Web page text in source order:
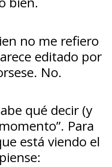
no me refiero
editado por
No.
qué decir (y
Para
está viendo el